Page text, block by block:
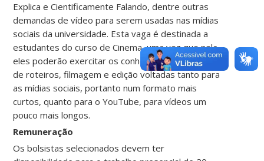
Explica e Cientificamente Falando, dentre outras
demandas de vídeo para serem usadas nas mídias
sociais da universidade. Esta vaga é destinada a
estudantes do curso de Cinema, uma vez que nela
eles poderão exercitar os conhecimentos de escrita
de roteiros, filmagem e edição voltadas tanto para
as mídias sociais, portanto num formato mais
curtos, quanto para o YouTube, para vídeos um
pouco mais longos.
Remuneração
Os bolsistas selecionados devem ter